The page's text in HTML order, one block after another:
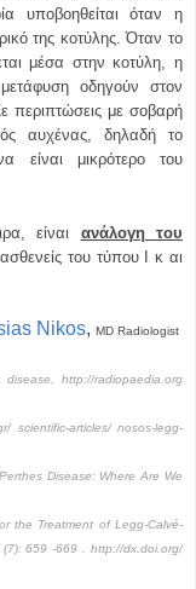
υποβοηθείται όταν η
της κοτύλης. Όταν το
μέσα στην κοτύλη, η
οδηγούν στον
περιπτώσεις με σοβαρή
αυχένας, δηλαδή το
μικρότερο του
είναι ανάλογη του
του τύπου Ι κ αι
Nikos, MD Radiologist
http://radiopaedia.org
scientific-articles/ nosos-legg-
Disease: Where Are We
the Treatment of Legg-Calvé-
659 -669 . http://dx.doi.org/